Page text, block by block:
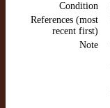
Condition
References (most
recent first)
Note